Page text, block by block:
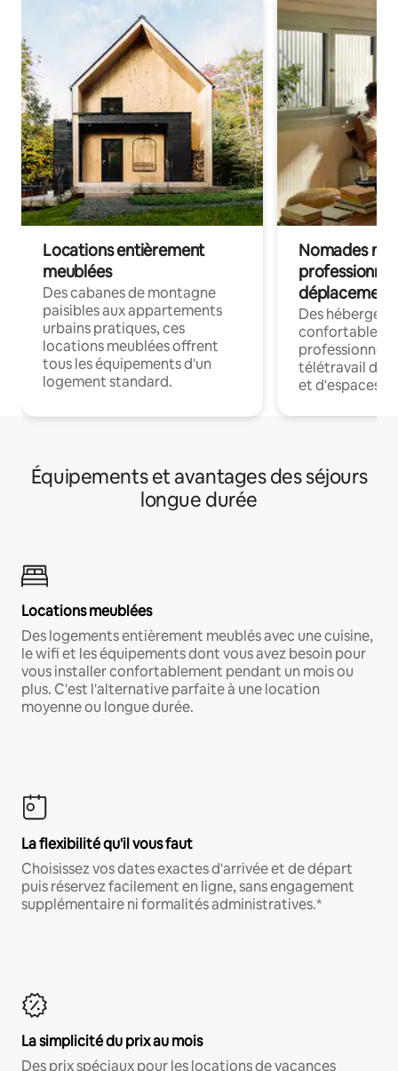
Locations entièrement
meublées
Des cabanes de montagne
paisibles aux appartements
urbains pratiques, ces
locations meublées offrent
tous les équipements d'un
logement standard.
Nomades
déplacement
Des
confortables
professionnels
télétravail
et d'espaces
Équipements et avantages des séjours
longue durée
Locations meublées
Des logements entièrement meublés avec une cuisine,
le wifi et les équipements dont vous avez besoin pour
vous installer confortablement pendant un mois ou
plus. C'est l'alternative parfaite à une location
moyenne ou longue durée.
La flexibilité qu'il vous faut
Choisissez vos dates exactes d'arrivée et de départ
puis réservez facilement en ligne, sans engagement
supplémentaire ni formalités administratives.*
La simplicité du prix au mois
Des prix spéciaux pour les locations de vacances